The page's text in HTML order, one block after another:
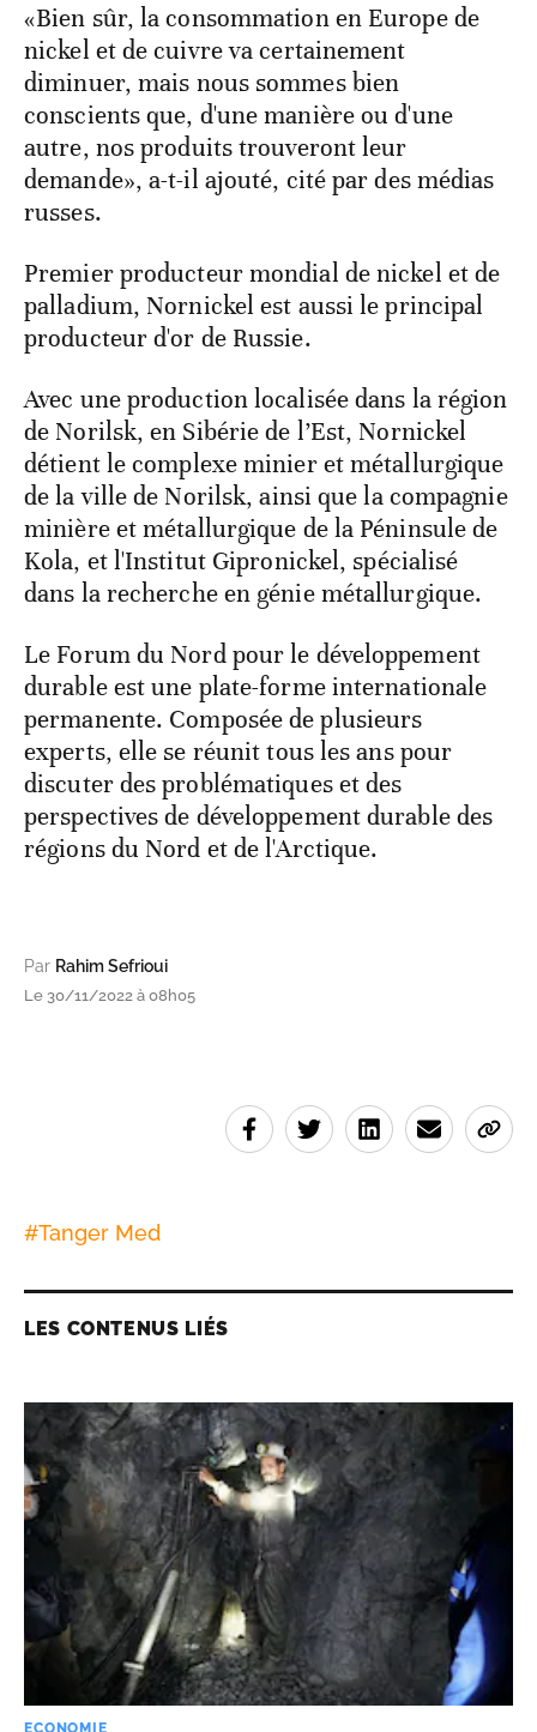
«Bien sûr, la consommation en Europe de
nickel et de cuivre va certainement
diminuer, mais nous sommes bien
conscients que, d'une manière ou d'une
autre, nos produits trouveront leur
demande», a-t-il ajouté, cité par des médias
russes.
Premier producteur mondial de nickel et de
palladium, Nornickel est aussi le principal
producteur d'or de Russie.
Avec une production localisée dans la région
de Norilsk, en Sibérie de l’Est, Nornickel
détient le complexe minier et métallurgique
de la ville de Norilsk, ainsi que la compagnie
minière et métallurgique de la Péninsule de
Kola, et l'Institut Gipronickel, spécialisé
dans la recherche en génie métallurgique.
Le Forum du Nord pour le développement
durable est une plate-forme internationale
permanente. Composée de plusieurs
experts, elle se réunit tous les ans pour
discuter des problématiques et des
perspectives de développement durable des
régions du Nord et de l'Arctique.
Par Rahim Sefrioui
Le 30/11/2022 à 08h05
#Tanger Med
LES CONTENUS LIÉS
ECONOMIE